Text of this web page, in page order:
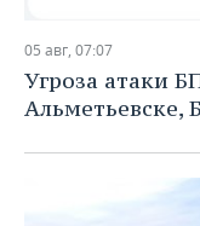
05 авг, 07:07
Угроза атаки
Альметьевске,